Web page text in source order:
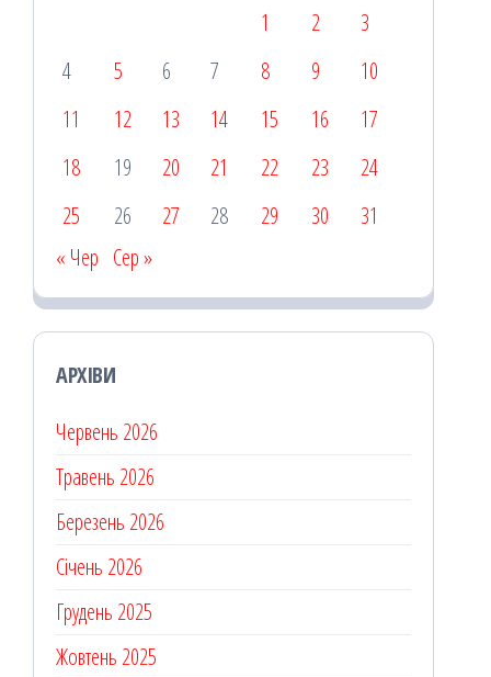
1
2
3
4
5 6 7 8 9
10
11
12 13 14 15 16
17
18
19 20 21 22 23
24
25
26 27 28 29 30
31
« Чер Сер »
АРХІВИ
Червень 2026
Травень 2026
Березень 2026
Січень 2026
Грудень 2025
Жовтень 2025